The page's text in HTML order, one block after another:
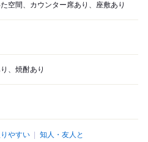
空間、カウンター席あり、座敷あり
、焼酎あり
やすい 知人・友人と